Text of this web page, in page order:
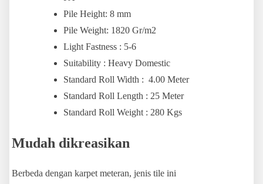
Pile Height: 8 mm
Pile Weight: 1820 Gr/m2
Light Fastness : 5-6
Suitability : Heavy Domestic
Standard Roll Width : 4.00 Meter
Standard Roll Length : 25 Meter
Standard Roll Weight : 280 Kgs
Mudah dikreasikan
Berbeda dengan karpet meteran, jenis tile ini